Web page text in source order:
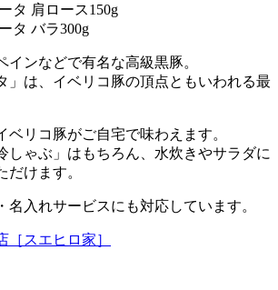
タ 肩ロース150g
タ バラ300g
インなどで有名な高級黒豚。
」は、イベリコ豚の頂点ともいわれる最
ベリコ豚がご自宅で味わえます。
しゃぶ」はもちろん、水炊きやサラダに
だけます。
名入れサービスにも対応しています。
［スエヒロ家］